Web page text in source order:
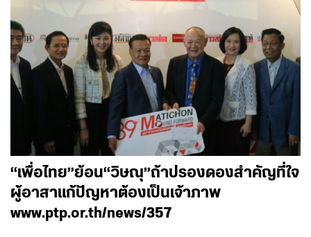
“เพื่อไทย”ย้อน“วิษณุ”ถ้าปรองดองสำคัญที่ใจ
ผู้อาสาแก้ปัญหาต้องเป็นเจ้าภาพ
www.ptp.or.th/news/357